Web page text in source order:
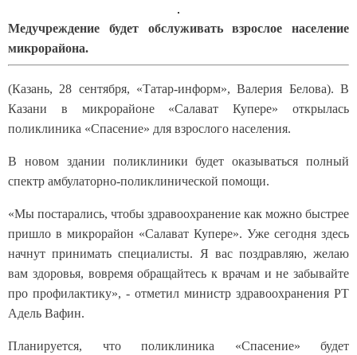
Медучреждение будет обслуживать взрослое население
микрорайона.
(Казань, 28 сентября, «Татар-информ», Валерия Белова). В
Казани в микрорайоне «Салават Купере» открылась
поликлиника «Спасение» для взрослого населения.
В новом здании поликлиники будет оказываться полный
спектр амбулаторно-поликлинической помощи.
«Мы постарались, чтобы здравоохранение как можно быстрее
пришло в микрорайон «Салават Купере». Уже сегодня здесь
начнут принимать специалисты. Я вас поздравляю, желаю
вам здоровья, вовремя обращайтесь к врачам и не забывайте
про профилактику», - отметил министр здравоохранения РТ
Адель Вафин.
Планируется, что поликлиника «Спасение» будет